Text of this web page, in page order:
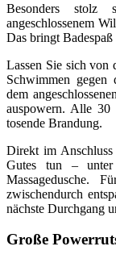
Besonders
angeschlossenem
Das bringt
Lassen Sie sich von
Schwimmen gegen
dem
auspowern. Alle 30
tosende Brandung.
Direkt im
Gutes tun – unter
Massagedusche.
zwischendurch
nächste Durchgang
Große